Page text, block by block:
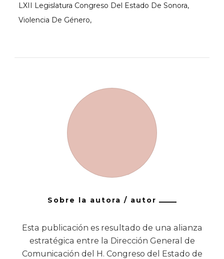
LXII Legislatura Congreso Del Estado De Sonora
Violencia De Género
Sobre la autora / autor
Esta publicación es resultado de una alianza
estratégica entre la Dirección General de
Comunicación del H. Congreso del Estado de